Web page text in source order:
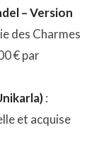
– Version
des Charmes
€ par
:
et acquise